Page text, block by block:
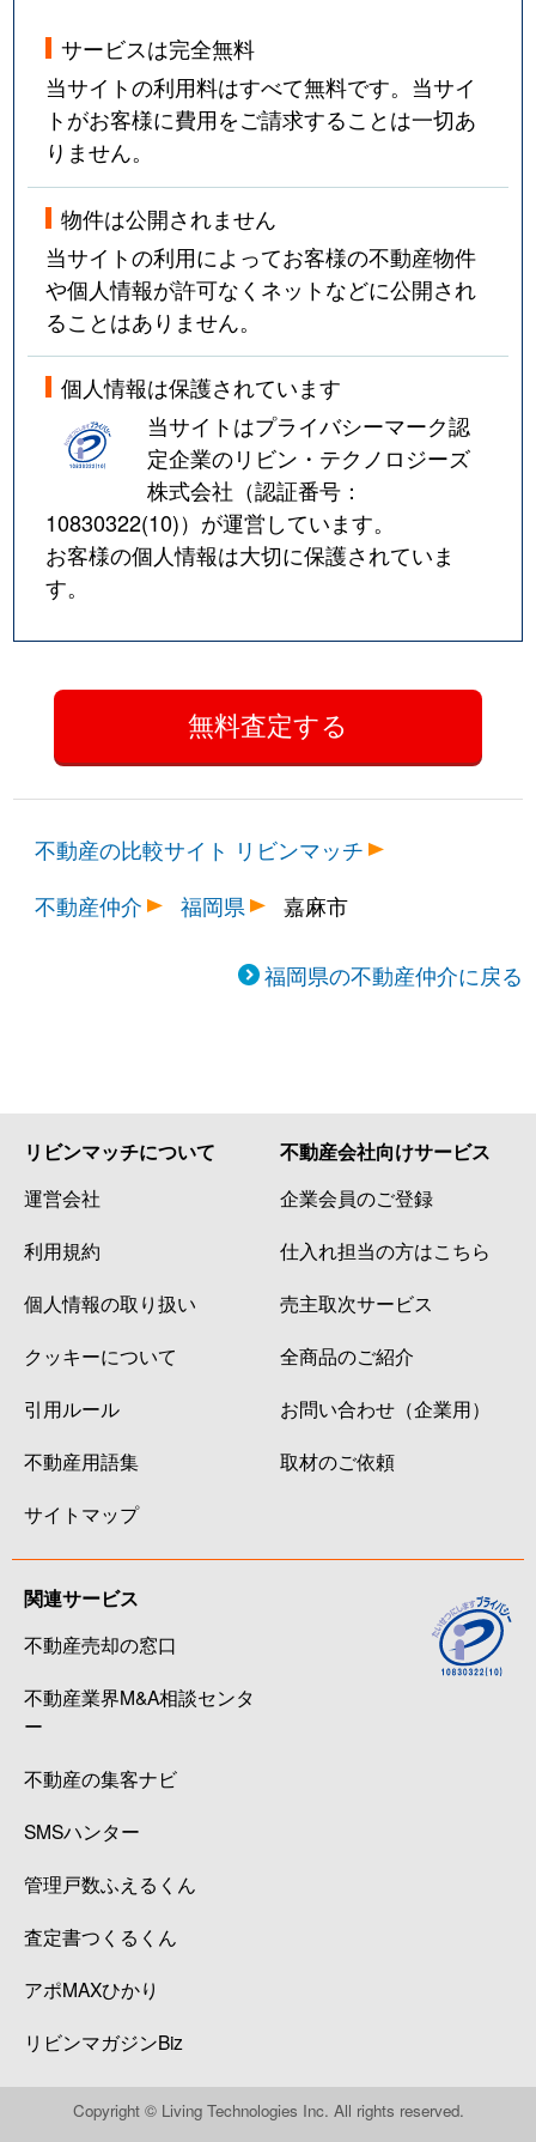
サービスは完全無料
当サイトの利用料はすべて無料です。当サイ
トがお客様に費用をご請求することは一切あ
りません。
物件は公開されません
当サイトの利用によってお客様の不動産物件
や個人情報が許可なくネットなどに公開され
ることはありません。
個人情報は保護されています
当サイトはプライバシーマーク認
定企業のリビン・テクノロジーズ
株式会社（認証番号：
10830322(10)）が運営しています。
お客様の個人情報は大切に保護されていま
す。
不動産の比較サイト リビンマッチ
不動産仲介
福岡県 嘉麻市
福岡県の不動産仲介に戻る
リビンマッチについて
運営会社
利用規約
個人情報の取り扱い
クッキーについて
引用ルール
不動産用語集
サイトマップ
不動産会社向けサービス
企業会員のご登録
仕入れ担当の方はこちら
売主取次サービス
全商品のご紹介
お問い合わせ（企業用）
取材のご依頼
関連サービス
不動産売却の窓口
不動産業界M&A相談センタ
ー
不動産の集客ナビ
SMSハンター
管理戸数ふえるくん
査定書つくるくん
アポMAXひかり
リビンマガジンBiz
Copyright © Living Technologies Inc. All rights reserved.